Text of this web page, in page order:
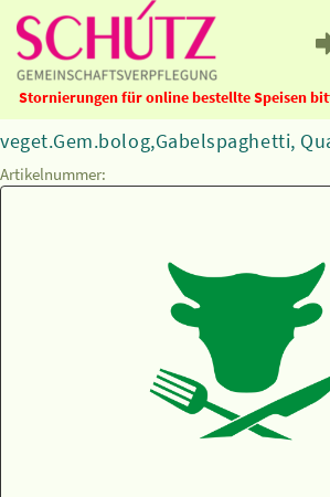
Stornierungen für online bestellte Speisen
veget.Gem.bolog,Gabelspaghetti,
Artikelnummer: